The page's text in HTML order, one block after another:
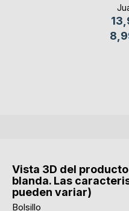
Vista 3D del
blanda. Las
pueden variar)
Bolsillo